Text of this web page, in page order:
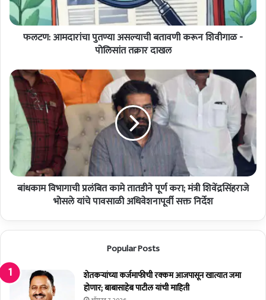
दा
रां
ण्या
अ
स
ल्या
ची
ता
व
णी
शि
ळ
-
पो
फलटण: आमदारांचा पुतण्या असल्याची बतावणी करून शिवीगाळ -
पोलिसांत तक्रार दाखल
बां
ध
का
वि
भा
गा
ची
प्र
का
त
डी
ने
बांधकाम विभागाची प्रलंबित कामे तातडीने पूर्ण करा; मंत्री शिवेंद्रसिंहराजे
भोसले यांचे पावसाळी अधिवेशनापूर्वी सक्त निर्देश
Popular Posts
शेतकर्‍यांच्या कर्जमाफीची रक्कम आजपासून खात्यात जमा
होणार; बाबासाहेब पाटील यांची माहिती